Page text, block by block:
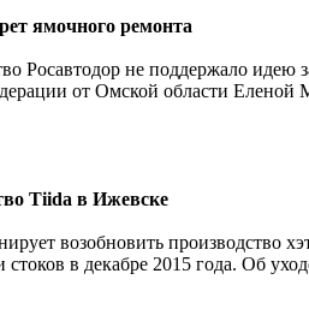
ямочного ремонта
Росавтодор не поддержало идею
от Омской области Еленой
Tiida в Ижевске
возобновить производство
в декабре 2015 года. Об